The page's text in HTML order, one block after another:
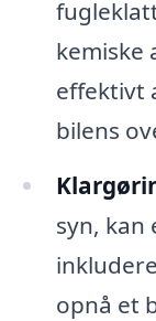
kemiske
effektivt
bilens
syn, kan
opnå et